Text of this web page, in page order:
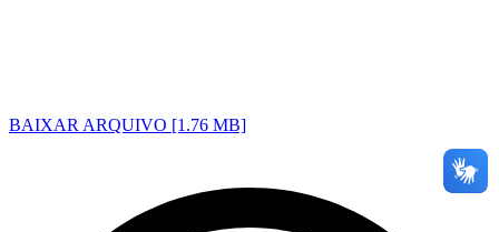
BAIXAR ARQUIVO [1.76 MB]